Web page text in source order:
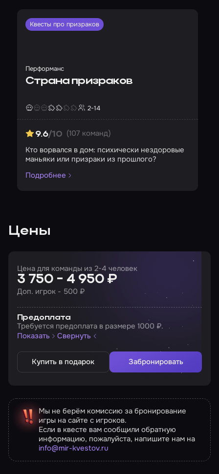
Квесты про призраков
Перформанс
Страна призраков
2-14
9.6/10 (107 команд)
Кто ворвался в дом: психически нездоровые
маньяки или призраки из прошлого?
Подробнее
Цены
Цена для команды из 2-4 человек
3 750 - 4 950 ₽
Доп. игрок - 500 ₽
Предоплата
Требуется предоплата в размере 1000 ₽.
Показать
Свернуть
Купить в подарок Забронировать
Мы не берём комиссию за бронирование
игры на сайте с игроков.
Если в квесте вам сообщили обратную
информацию, пожалуйста, напишите нам на
info@mir-kvestov.ru